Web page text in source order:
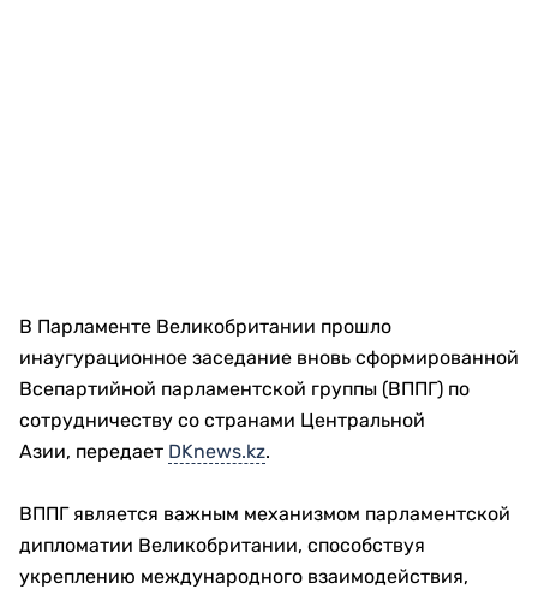
В Парламенте Великобритании прошло
инаугурационное заседание вновь сформированной
Всепартийной парламентской группы (ВППГ) по
сотрудничеству со странами Центральной
Азии, передает DKnews.kz.
ВППГ является важным механизмом парламентской
дипломатии Великобритании, способствуя
укреплению международного взаимодействия,